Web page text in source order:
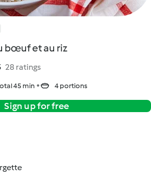
bœuf et au riz
28 ratings
45 min 4 portions
Sign up for free